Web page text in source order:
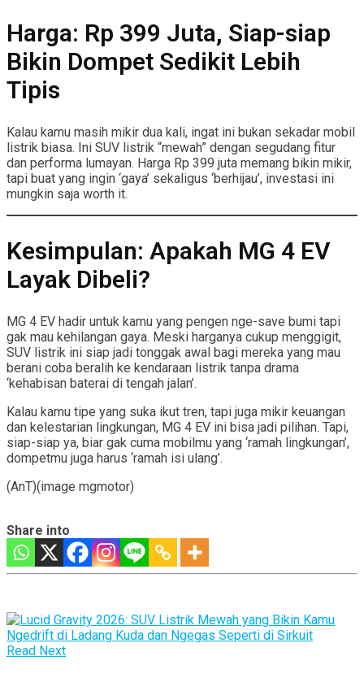
Harga: Rp 399 Juta, Siap-siap
Bikin Dompet Sedikit Lebih
Tipis
Kalau kamu masih mikir dua kali, ingat ini bukan sekadar mobil
listrik biasa. Ini SUV listrik “mewah” dengan segudang fitur
dan performa lumayan. Harga Rp 399 juta memang bikin mikir,
tapi buat yang ingin ‘gaya’ sekaligus ‘berhijau’, investasi ini
mungkin saja worth it.
Kesimpulan: Apakah MG 4 EV
Layak Dibeli?
MG 4 EV hadir untuk kamu yang pengen nge-save bumi tapi
gak mau kehilangan gaya. Meski harganya cukup menggigit,
SUV listrik ini siap jadi tonggak awal bagi mereka yang mau
berani coba beralih ke kendaraan listrik tanpa drama
‘kehabisan baterai di tengah jalan’.
Kalau kamu tipe yang suka ikut tren, tapi juga mikir keuangan
dan kelestarian lingkungan, MG 4 EV ini bisa jadi pilihan. Tapi,
siap-siap ya, biar gak cuma mobilmu yang ‘ramah lingkungan’,
dompetmu juga harus ‘ramah isi ulang’.
(AnT)(image mgmotor)
Share into
Read Next